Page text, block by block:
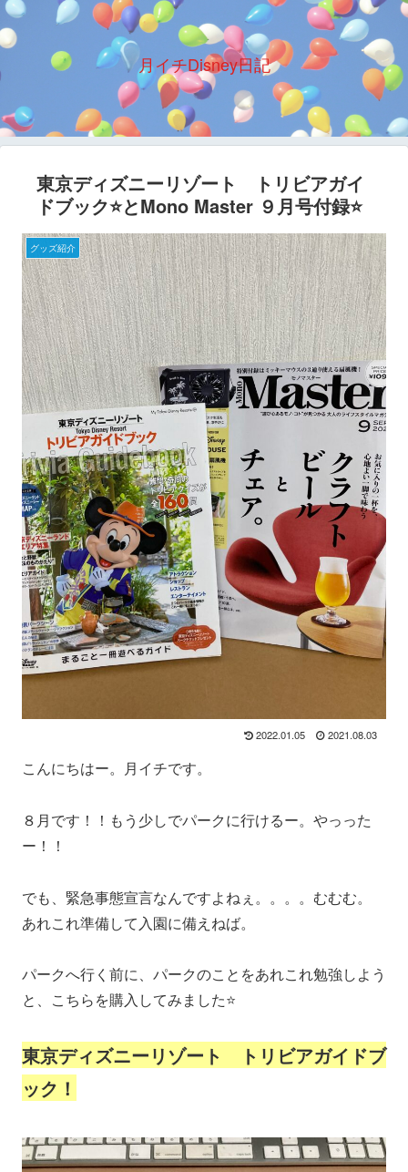
月イチDisney日記
東京ディズニーリゾート トリビアガイ
ドブック⭐️とMono Master ９月号付録⭐️
グッズ紹介
2022.01.05 2021.08.03
こんにちはー。月イチです。
８月です！！もう少しでパークに行けるー。やっった
ー！！
でも、緊急事態宣言なんですよねぇ。。。。むむむ。
あれこれ準備して入園に備えねば。
パークへ行く前に、パークのことをあれこれ勉強しよう
と、こちらを購入してみました⭐️
東京ディズニーリゾート トリビアガイドブ
ック！